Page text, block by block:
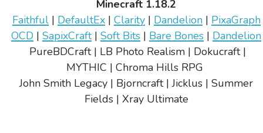
Minecraft 1.18.2
Faithful| DefaultEx| Clarity| Dandelion| PixaGraph
OCD | SapixCraft| Soft Bits | Bare Bones | Dandelion
PureBDCraft | LB Photo Realism | Dokucraft |
MYTHIC | Chroma Hills RPG
John Smith Legacy | Bjorncraft | Jicklus | Summer
Fields | Xray Ultimate